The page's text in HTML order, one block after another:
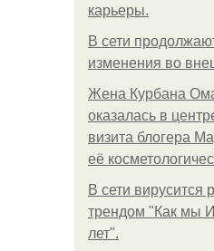
карьеры.
В сети
изменения во
Жена Курбана
оказалась в
визита блогера
её
В сети вирусится
трендом "Как мы
лет".